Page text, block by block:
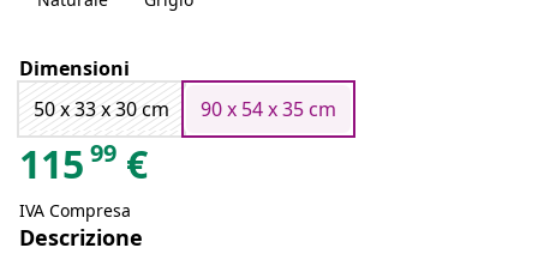
Dimensioni
50 x 33 x 30 cm
90 x 54 x 35 cm
115 99 €
IVA Compresa
Descrizione